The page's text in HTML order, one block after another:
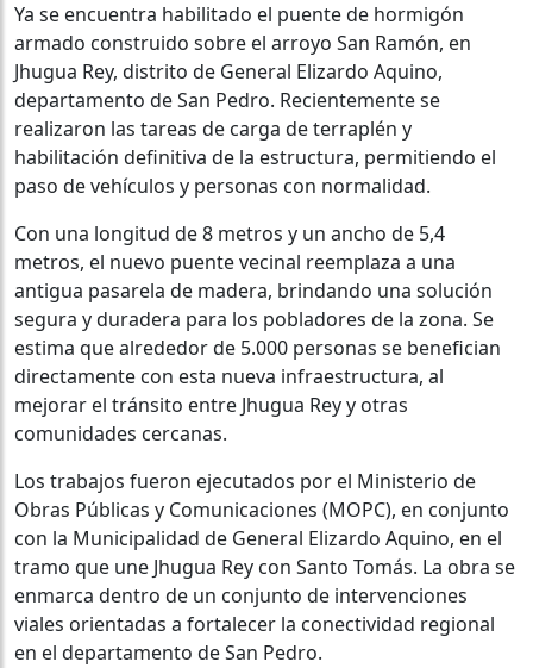
Ya se encuentra habilitado el puente de hormigón
armado construido sobre el arroyo San Ramón, en
Jhugua Rey, distrito de General Elizardo Aquino,
departamento de San Pedro. Recientemente se
realizaron las tareas de carga de terraplén y
habilitación definitiva de la estructura, permitiendo el
paso de vehículos y personas con normalidad.
Con una longitud de 8 metros y un ancho de 5,4
metros, el nuevo puente vecinal reemplaza a una
antigua pasarela de madera, brindando una solución
segura y duradera para los pobladores de la zona. Se
estima que alrededor de 5.000 personas se benefician
directamente con esta nueva infraestructura, al
mejorar el tránsito entre Jhugua Rey y otras
comunidades cercanas.
Los trabajos fueron ejecutados por el Ministerio de
Obras Públicas y Comunicaciones (MOPC), en conjunto
con la Municipalidad de General Elizardo Aquino, en el
tramo que une Jhugua Rey con Santo Tomás. La obra se
enmarca dentro de un conjunto de intervenciones
viales orientadas a fortalecer la conectividad regional
en el departamento de San Pedro.